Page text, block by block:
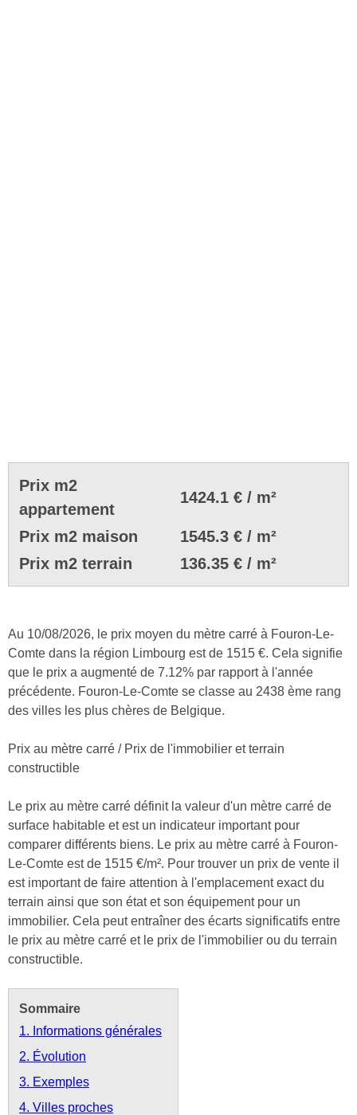
Prix m2
appartement
1424.1 € / m²
Prix m2 maison
1545.3 € / m²
Prix m2 terrain
136.35 € / m²
Au 10/08/2026, le prix moyen du mètre carré à Fouron-Le-
Comte dans la région Limbourg est de 1515 €. Cela signifie
que le prix a augmenté de 7.12% par rapport à l'année
précédente. Fouron-Le-Comte se classe au 2438 ème rang
des villes les plus chères de Belgique.
Prix au mètre carré / Prix de l'immobilier et terrain
constructible
Le prix au mètre carré définit la valeur d'un mètre carré de
surface habitable et est un indicateur important pour
comparer différents biens. Le prix au mètre carré à Fouron-
Le-Comte est de 1515 €/m². Pour trouver un prix de vente il
est important de faire attention à l'emplacement exact du
terrain ainsi que son état et son équipement pour un
immobilier. Cela peut entraîner des écarts significatifs entre
le prix au mètre carré et le prix de l'immobilier ou du terrain
constructible.
Sommaire
1. Informations générales
2. Évolution
3. Exemples
4. Villes proches